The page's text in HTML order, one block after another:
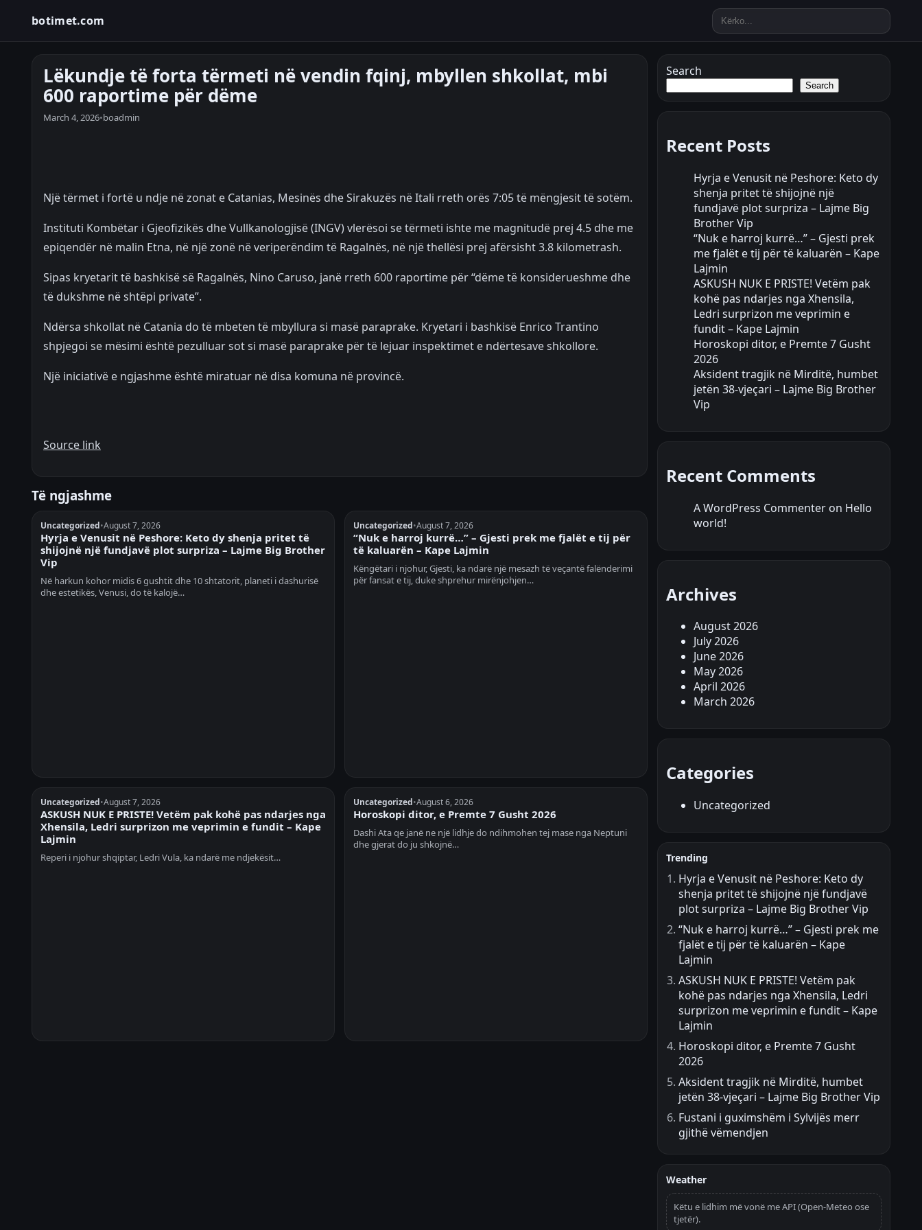
botimet.com
Lëkundje të forta tërmeti në vendin fqinj, mbyllen shkollat, mbi
600 raportime për dëme
March 4, 2026•boadmin
Një tërmet i fortë u ndje në zonat e Catanias, Mesinës dhe Sirakuzës në Itali rreth orës 7:05 të mëngjesit të sotëm.
Instituti Kombëtar i Gjeofizikës dhe Vullkanologjisë (INGV) vlerësoi se tërmeti ishte me magnitudë prej 4.5 dhe me
epiqendër në malin Etna, në një zonë në veriperëndim të Ragalnës, në një thellësi prej afërsisht 3.8 kilometrash.
Sipas kryetarit të bashkisë së Ragalnës, Nino Caruso, janë rreth 600 raportime për “dëme të konsiderueshme dhe
të dukshme në shtëpi private”.
Ndërsa shkollat ​​në Catania do të mbeten të mbyllura si masë paraprake. Kryetari i bashkisë Enrico Trantino
shpjegoi se mësimi është pezulluar sot si masë paraprake për të lejuar inspektimet e ndërtesave shkollore.
Një iniciativë e ngjashme është miratuar në disa komuna në provincë.
Source link
Të ngjashme
Uncategorized•August 7, 2026
Hyrja e Venusit në Peshore: Keto dy shenja pritet të
shijojnë një fundjavë plot surpriza – Lajme Big Brother
Vip
Në harkun kohor midis 6 gushtit dhe 10 shtatorit, planeti i dashurisë
dhe estetikës, Venusi, do të kalojë…
Uncategorized•August 7, 2026
“Nuk e harroj kurrë…” – Gjesti prek me fjalët e tij për
të kaluarën – Kape Lajmin
Këngëtari i njohur, Gjesti, ka ndarë një mesazh të veçantë falënderimi
për fansat e tij, duke shprehur mirënjohjen…
Uncategorized•August 7, 2026
ASKUSH NUK E PRISTE! Vetëm pak kohë pas ndarjes nga
Xhensila, Ledri surprizon me veprimin e fundit – Kape
Lajmin
Reperi i njohur shqiptar, Ledri Vula, ka ndarë me ndjekësit…
Uncategorized•August 6, 2026
Horoskopi ditor, e Premte 7 Gusht 2026
Dashi Ata qe janë ne një lidhje do ndihmohen tej mase nga Neptuni
dhe gjerat do ju shkojnë…
Search
Search
Recent Posts
Hyrja e Venusit në Peshore: Keto dy
shenja pritet të shijojnë një
fundjavë plot surpriza – Lajme Big
Brother Vip
“Nuk e harroj kurrë…” – Gjesti prek
me fjalët e tij për të kaluarën – Kape
Lajmin
ASKUSH NUK E PRISTE! Vetëm pak
kohë pas ndarjes nga Xhensila,
Ledri surprizon me veprimin e
fundit – Kape Lajmin
Horoskopi ditor, e Premte 7 Gusht
2026
Aksident tragjik në Mirditë, humbet
jetën 38-vjeçari – Lajme Big Brother
Vip
Recent Comments
A WordPress Commenter on Hello
world!
Archives
August 2026
July 2026
June 2026
May 2026
April 2026
March 2026
Categories
Uncategorized
Trending
Hyrja e Venusit në Peshore: Keto dy
shenja pritet të shijojnë një fundjavë
plot surpriza – Lajme Big Brother Vip
“Nuk e harroj kurrë…” – Gjesti prek me
fjalët e tij për të kaluarën – Kape
Lajmin
ASKUSH NUK E PRISTE! Vetëm pak
kohë pas ndarjes nga Xhensila, Ledri
surprizon me veprimin e fundit – Kape
Lajmin
Horoskopi ditor, e Premte 7 Gusht
2026
Aksident tragjik në Mirditë, humbet
jetën 38-vjeçari – Lajme Big Brother Vip
Fustani i guximshëm i Sylvijës merr
gjithë vëmendjen
Weather
Këtu e lidhim më vonë me API (Open-Meteo ose
tjetër).